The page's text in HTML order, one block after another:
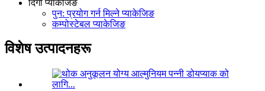
दिगो प्याकेजिङ
पुन: प्रयोग गर्न मिल्ने प्याकेजिङ
कम्पोस्टेबल प्याकेजिङ
विशेष उत्पादनहरू